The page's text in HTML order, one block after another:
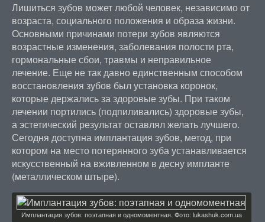
Лишиться зубов может любой человек, независимо от
возраста, социального положения и образа жизни.
Основными причинами потери зубов являются
возрастные изменения, заболевания полости рта,
гормональные сбои, травмы и неправильное
лечение. Еще не так давно единственным способом
восстановления зубов был установка коронок,
которые держались за здоровые зубы. При таком
лечении портились (подпиливались) здоровые зубы,
а эстетический результат оставлял желать лучшего.
Сегодня доступна имплантация зубов, метод, при
котором на место потерянного зуба устанавливается
искусственный на вживленном в десну импланте
(металлическом штыре).
Имплантация зубов: поэтапная и одномоментная. Фото: lukashuk.com.ua